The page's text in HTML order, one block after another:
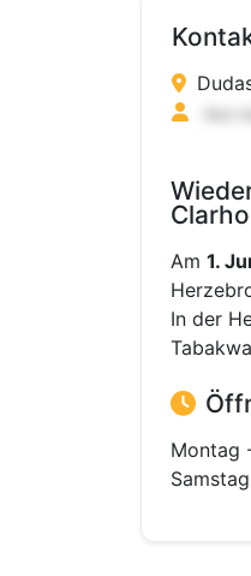
Am 1.
In der
Montag